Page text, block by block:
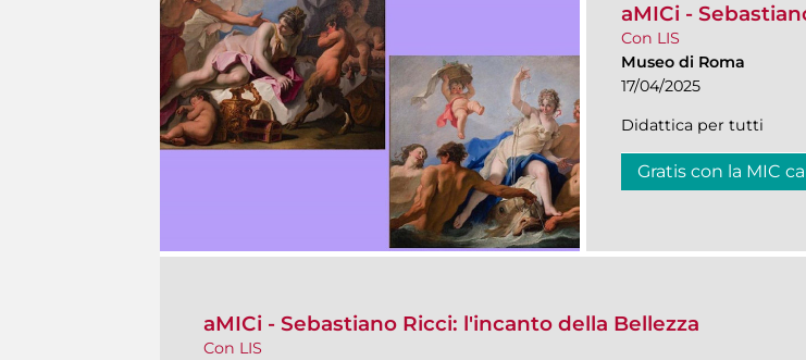
aMICi -
Con LIS
Museo di Roma
17/04/2025
Didattica per tutti
Gratis con la MIC
aMICi - Sebastiano Ricci: l'incanto della Bellezza
Con LIS